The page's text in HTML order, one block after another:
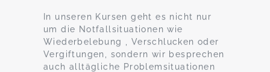
In unseren Kursen geht es nicht nur
um die Notfallsituationen wie
Wiederbelebung , Verschlucken oder
Vergiftungen, sondern wir besprechen
auch alltägliche Problemsituationen